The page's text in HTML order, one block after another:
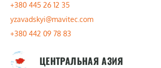
+380 445 26 12 35
yzavadskyi@mavitec.com
+380 442 09 78 83
ЦЕНТРАЛЬНАЯ АЗИЯ